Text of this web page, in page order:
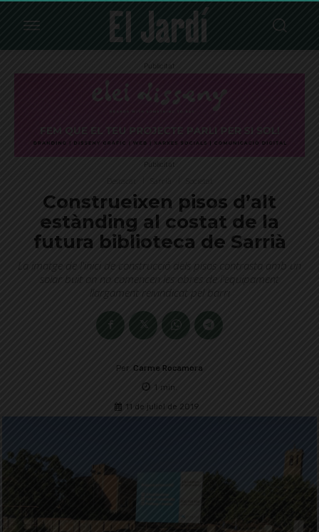
Publicitat
Publicitat
Construeixen pisos d’alt
estànding al costat de la
futura biblioteca de Sarrià
La imatge de l'inici de construcció dels pisos contrasta amb un
solar buit on no comencen les obres de l'equipament
llargament reivindicat pel barri
Per Carme Rocamora
1 min.
11 de juliol de 2019